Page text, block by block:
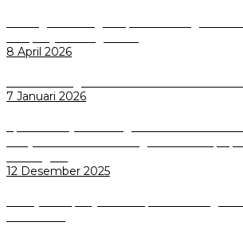
8 April 2026
7 Januari 2026
12 Desember 2025